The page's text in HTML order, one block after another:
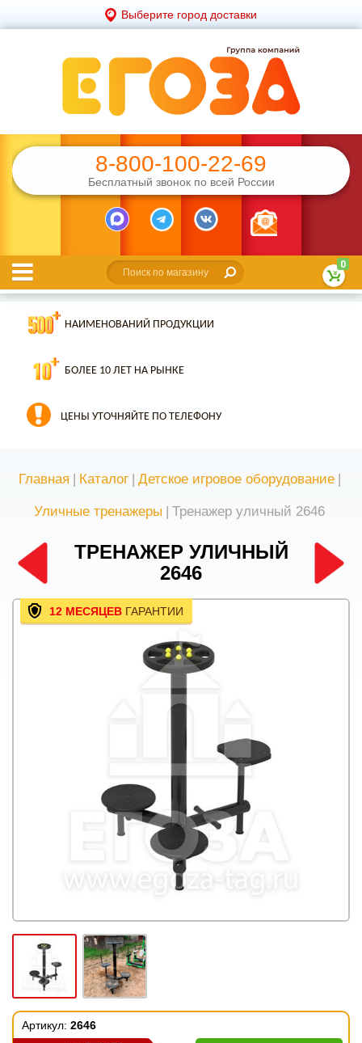
Выберите город доставки
8-800-100-22-69
Бесплатный звонок по всей России
0
НАИМЕНОВАНИЙ ПРОДУКЦИИ
БОЛЕЕ 10 ЛЕТ НА РЫНКЕ
ЦЕНЫ УТОЧНЯЙТЕ ПО ТЕЛЕФОНУ
Главная | Каталог | Детское игровое оборудование |
Уличные тренажеры | Тренажер уличный 2646
ТРЕНАЖЕР УЛИЧНЫЙ
2646
12 МЕСЯЦЕВ ГАРАНТИИ
Артикул: 2646